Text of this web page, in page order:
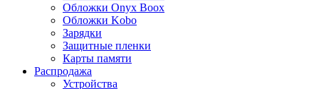
Обложки Onyx Boox
Обложки Kobo
Зарядки
Защитные пленки
Карты памяти
Распродажа
Устройства